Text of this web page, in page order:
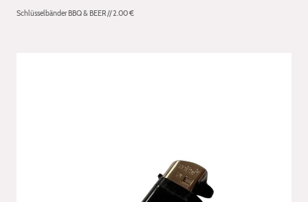
Schlüsselbänder BBQ & BEER // 2.00 €